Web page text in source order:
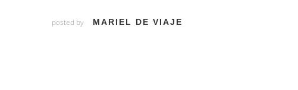
posted by MARIEL DE VIAJE